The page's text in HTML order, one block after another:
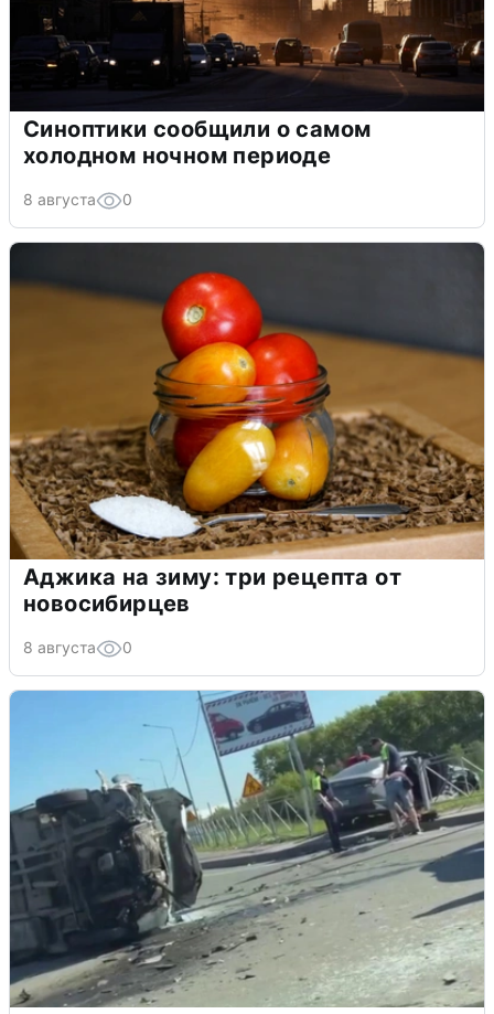
Синоптики сообщили о самом
холодном ночном периоде
8 августа 0
Аджика на зиму: три рецепта от
новосибирцев
8 августа 0